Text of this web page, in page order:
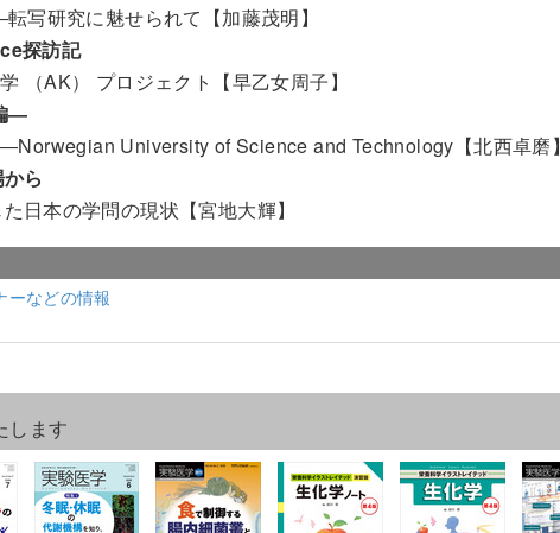
写研究に魅せられて【加藤茂明】
探訪記
（AK） プロジェクト【早乙女周子】
―
University of Science and Technology【北西卓磨】
ら
日本の学問の現状【宮地大輝】
ーなどの情報
します